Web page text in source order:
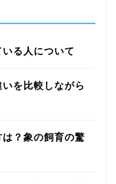
る人について
を比較しながら
？象の飼育の驚
リネズミ
ルモット